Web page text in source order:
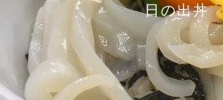
日の出丼